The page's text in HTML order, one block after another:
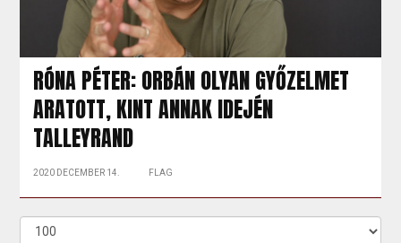
RÓNA PÉTER: ORBÁN OLYAN GYŐZELMET
ARATOTT, KINT ANNAK IDEJÉN
TALLEYRAND
2020 DECEMBER 14. FLAG